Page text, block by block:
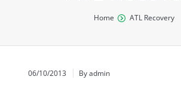
Home ATL Recovery
06/10/2013 By admin